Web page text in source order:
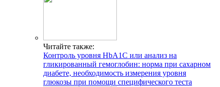
Читайте также:
Контроль уровня HbA1C или анализ на
гликированный гемоглобин: норма при сахарном
диабете, необходимость измерения уровня
глюкозы при помощи специфического теста